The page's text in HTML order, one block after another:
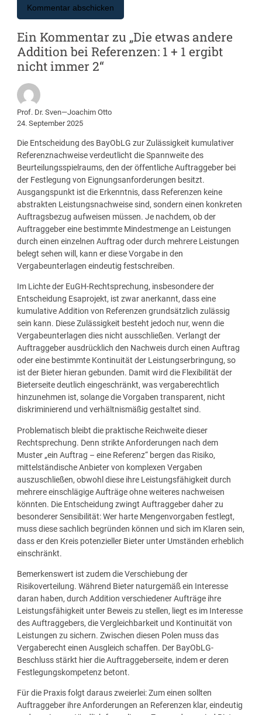
Ein Kommentar zu „Die etwas andere
Addition bei Referenzen: 1 + 1 ergibt
nicht immer 2“
Prof. Dr. Sven—Joachim Otto
24. September 2025
Die Entscheidung des BayObLG zur Zulässigkeit kumulativer
Referenznachweise verdeutlicht die Spannweite des
Beurteilungsspielraums, den der öffentliche Auftraggeber bei
der Festlegung von Eignungsanforderungen besitzt.
Ausgangspunkt ist die Erkenntnis, dass Referenzen keine
abstrakten Leistungsnachweise sind, sondern einen konkreten
Auftragsbezug aufweisen müssen. Je nachdem, ob der
Auftraggeber eine bestimmte Mindestmenge an Leistungen
durch einen einzelnen Auftrag oder durch mehrere Leistungen
belegt sehen will, kann er diese Vorgabe in den
Vergabeunterlagen eindeutig festschreiben.
Im Lichte der EuGH-Rechtsprechung, insbesondere der
Entscheidung Esaprojekt, ist zwar anerkannt, dass eine
kumulative Addition von Referenzen grundsätzlich zulässig
sein kann. Diese Zulässigkeit besteht jedoch nur, wenn die
Vergabeunterlagen dies nicht ausschließen. Verlangt der
Auftraggeber ausdrücklich den Nachweis durch einen Auftrag
oder eine bestimmte Kontinuität der Leistungserbringung, so
ist der Bieter hieran gebunden. Damit wird die Flexibilität der
Bieterseite deutlich eingeschränkt, was vergaberechtlich
hinzunehmen ist, solange die Vorgaben transparent, nicht
diskriminierend und verhältnismäßig gestaltet sind.
Problematisch bleibt die praktische Reichweite dieser
Rechtsprechung. Denn strikte Anforderungen nach dem
Muster „ein Auftrag – eine Referenz“ bergen das Risiko,
mittelständische Anbieter von komplexen Vergaben
auszuschließen, obwohl diese ihre Leistungsfähigkeit durch
mehrere einschlägige Aufträge ohne weiteres nachweisen
könnten. Die Entscheidung zwingt Auftraggeber daher zu
besonderer Sensibilität: Wer harte Mengenvorgaben festlegt,
muss diese sachlich begründen können und sich im Klaren sein,
dass er den Kreis potenzieller Bieter unter Umständen erheblich
einschränkt.
Bemerkenswert ist zudem die Verschiebung der
Risikoverteilung. Während Bieter naturgemäß ein Interesse
daran haben, durch Addition verschiedener Aufträge ihre
Leistungsfähigkeit unter Beweis zu stellen, liegt es im Interesse
des Auftraggebers, die Vergleichbarkeit und Kontinuität von
Leistungen zu sichern. Zwischen diesen Polen muss das
Vergaberecht einen Ausgleich schaffen. Der BayObLG-
Beschluss stärkt hier die Auftraggeberseite, indem er deren
Festlegungskompetenz betont.
Für die Praxis folgt daraus zweierlei: Zum einen sollten
Auftraggeber ihre Anforderungen an Referenzen klar, eindeutig